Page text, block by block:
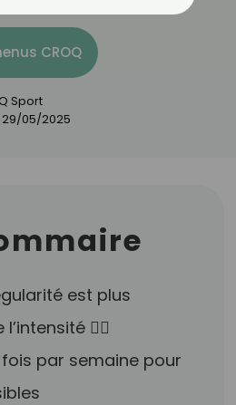
CROQ
Sport
29/05/2025
est plus
🧘‍♀️
fois par semaine pour